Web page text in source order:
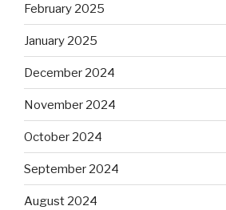
February 2025
January 2025
December 2024
November 2024
October 2024
September 2024
August 2024